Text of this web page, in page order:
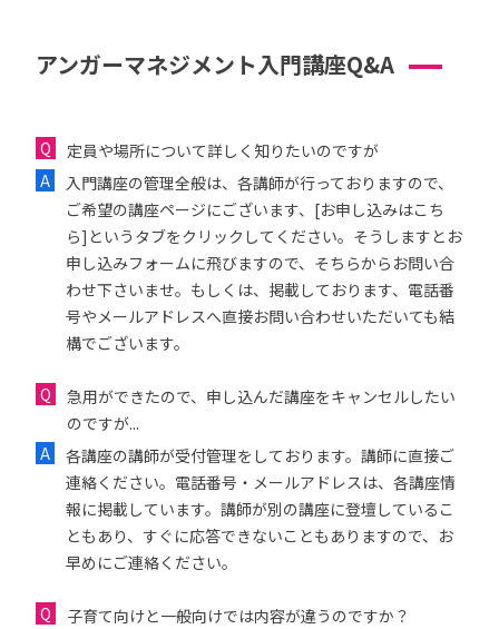
アンガーマネジメント入門講座Q&A
定員や場所について詳しく知りたいのですが
入門講座の管理全般は、各講師が行っておりますので、
ご希望の講座ページにございます、[お申し込みはこち
ら]というタブをクリックしてください。そうしますとお
申し込みフォームに飛びますので、そちらからお問い合
わせ下さいませ。もしくは、掲載しております、電話番
号やメールアドレスへ直接お問い合わせいただいても結
構でございます。
急用ができたので、申し込んだ講座をキャンセルしたい
のですが...
各講座の講師が受付管理をしております。講師に直接ご
連絡ください。電話番号・メールアドレスは、各講座情
報に掲載しています。講師が別の講座に登壇しているこ
ともあり、すぐに応答できないこともありますので、お
早めにご連絡ください。
子育て向けと一般向けでは内容が違うのですか？